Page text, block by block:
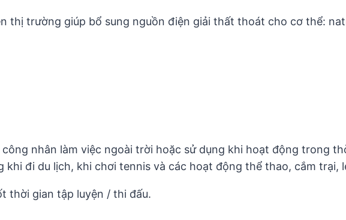
thị trường giúp bổ sung nguồn điện giải thất thoát cho cơ thể:
nhân làm việc ngoài trời hoặc sử dụng khi hoạt động trong
đi du lịch, khi chơi tennis và các hoạt động thể thao, cắm trại,
thời gian tập luyện / thi đấu.